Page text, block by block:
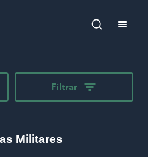
Filtrar
Militares